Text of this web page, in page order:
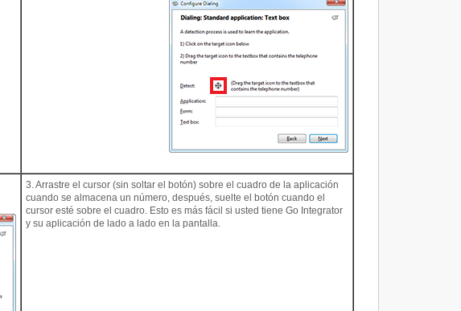
3. Arrastre el cursor (sin soltar el botón) sobre el cuadro de la aplicación
cuando se almacena un número, después, suelte el botón cuando el
cursor esté sobre el cuadro. Esto es más fácil si usted tiene Go Integrator
y su aplicación de lado a lado en la pantalla.